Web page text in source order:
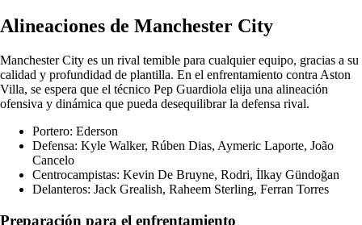
Alineaciones de Manchester City
Manchester City es un rival temible para cualquier equipo, gracias a su
calidad y profundidad de plantilla. En el enfrentamiento contra Aston
Villa, se espera que el técnico Pep Guardiola elija una alineación
ofensiva y dinámica que pueda desequilibrar la defensa rival.
Portero: Ederson
Defensa: Kyle Walker, Rúben Dias, Aymeric Laporte, João
Cancelo
Centrocampistas: Kevin De Bruyne, Rodri, İlkay Gündoğan
Delanteros: Jack Grealish, Raheem Sterling, Ferran Torres
Preparación para el enfrentamiento